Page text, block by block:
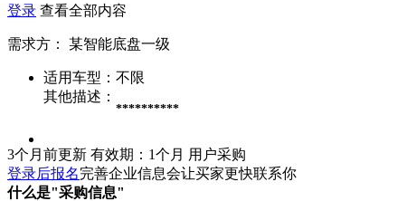
登录 查看全部内容
需求方： 某智能底盘一级
适用车型： 不限
其他描述：
**********
3个月前更新 有效期：1个月 用户采购
登录后报名完善企业信息会让买家更快联系你
什么是"采购信息"